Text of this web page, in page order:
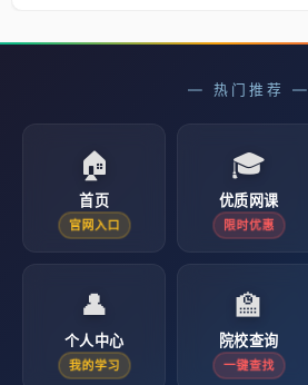
— 热门推荐 —
🏠
首页
官网入口
🎓
优质网课
限时优惠
👤
个人中心
我的学习
🏫
院校查询
一键查找